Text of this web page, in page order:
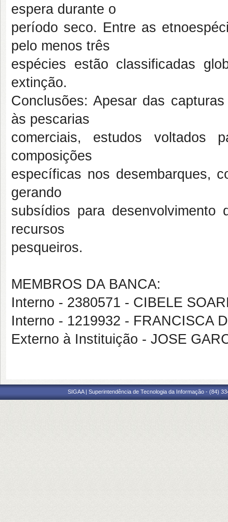
espera durante o
período seco. Entre as
pelo menos três
espécies estão classificadas
extinção.
Conclusões: Apesar das
às pescarias
comerciais, estudos voltados
composições
específicas nos desembarques,
gerando
subsídios para
recursos
pesqueiros.
MEMBROS DA BANCA:
Interno - 2380571 - CIBELE
Interno - 1219932 - FRANCISCA
Externo à Instituição - JOSE
SIGAA | Superintendência de Tecnologia da Informação - (84)